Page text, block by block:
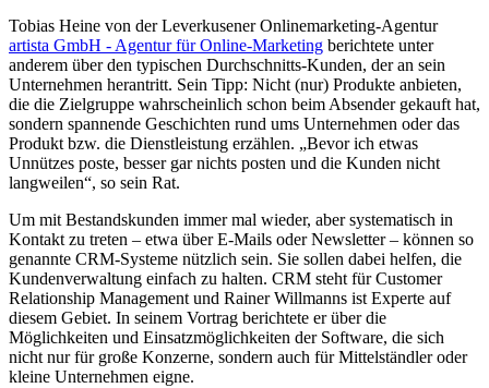
Tobias Heine von der Leverkusener Onlinemarketing-Agentur
artista GmbH - Agentur für Online-Marketing berichtete unter
anderem über den typischen Durchschnitts-Kunden, der an sein
Unternehmen herantritt. Sein Tipp: Nicht (nur) Produkte anbieten,
die die Zielgruppe wahrscheinlich schon beim Absender gekauft hat,
sondern spannende Geschichten rund ums Unternehmen oder das
Produkt bzw. die Dienstleistung erzählen. „Bevor ich etwas
Unnützes poste, besser gar nichts posten und die Kunden nicht
langweilen“, so sein Rat.
Um mit Bestandskunden immer mal wieder, aber systematisch in
Kontakt zu treten – etwa über E-Mails oder Newsletter – können so
genannte CRM-Systeme nützlich sein. Sie sollen dabei helfen, die
Kundenverwaltung einfach zu halten. CRM steht für Customer
Relationship Management und Rainer Willmanns ist Experte auf
diesem Gebiet. In seinem Vortrag berichtete er über die
Möglichkeiten und Einsatzmöglichkeiten der Software, die sich
nicht nur für große Konzerne, sondern auch für Mittelständler oder
kleine Unternehmen eigne.